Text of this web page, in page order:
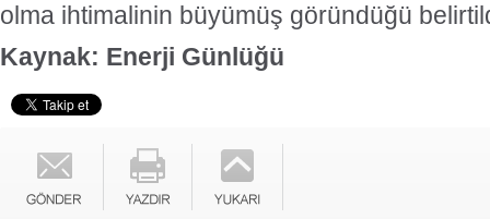
olma ihtimalinin büyümüş göründüğü
Kaynak: Enerji Günlüğü